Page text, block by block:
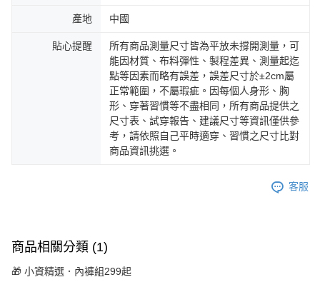
產地 中國
貼心提醒
所有商品測量尺寸皆為平放未撐開測量，可
能因材質、布料彈性、製程差異、測量起迄
點等因素而略有誤差，誤差尺寸於±2cm屬
正常範圍，不屬瑕疵。因每個人身形、胸
形、穿著習慣等不盡相同，所有商品提供之
尺寸表、試穿報告、建議尺寸等資訊僅供參
考，請依照自己平時適穿、習慣之尺寸比對
商品資訊挑選。
客服
商品相關分類 (1)
🎁 小資精選．內褲組299起